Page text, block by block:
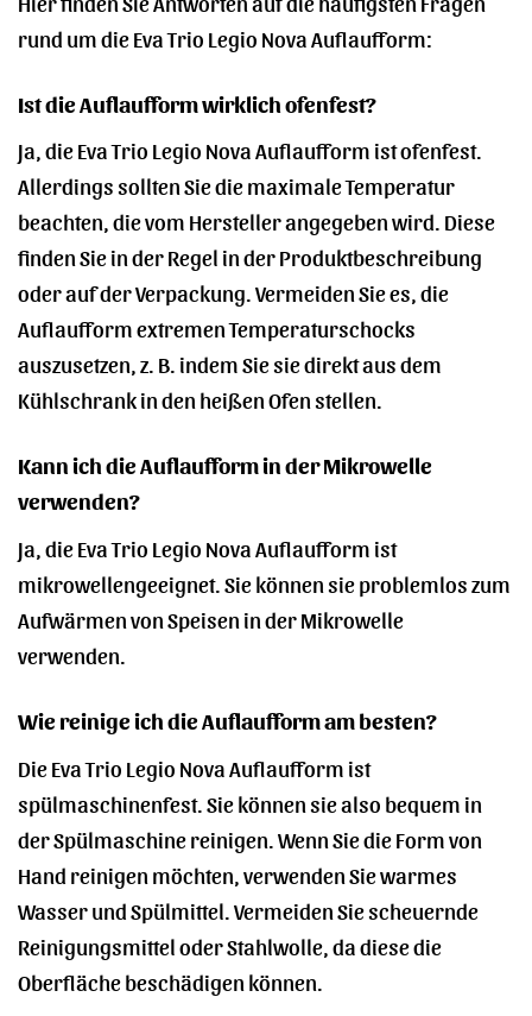
rund um die Eva Trio Legio Nova Auflaufform:
Ist die Auflaufform wirklich ofenfest?
Ja, die Eva Trio Legio Nova Auflaufform ist ofenfest.
Allerdings sollten Sie die maximale Temperatur
beachten, die vom Hersteller angegeben wird. Diese
finden Sie in der Regel in der Produktbeschreibung
oder auf der Verpackung. Vermeiden Sie es, die
Auflaufform extremen Temperaturschocks
auszusetzen, z. B. indem Sie sie direkt aus dem
Kühlschrank in den heißen Ofen stellen.
Kann ich die Auflaufform in der Mikrowelle
verwenden?
Ja, die Eva Trio Legio Nova Auflaufform ist
mikrowellengeeignet. Sie können sie problemlos zum
Aufwärmen von Speisen in der Mikrowelle
verwenden.
Wie reinige ich die Auflaufform am besten?
Die Eva Trio Legio Nova Auflaufform ist
spülmaschinenfest. Sie können sie also bequem in
der Spülmaschine reinigen. Wenn Sie die Form von
Hand reinigen möchten, verwenden Sie warmes
Wasser und Spülmittel. Vermeiden Sie scheuernde
Reinigungsmittel oder Stahlwolle, da diese die
Oberfläche beschädigen können.